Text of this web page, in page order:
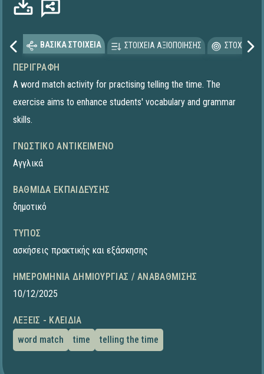
ΒΑΣΙΚΑ ΣΤΟΙΧΕΙΑ ΣΤΟΙΧΕΙΑ ΑΞΙΟΠΟΙΗΣΗΣ
ΠΕΡΙΓΡΑΦΉ
A word match activity for practising telling the time. The
exercise aims to enhance students' vocabulary and grammar
skills.
ΓΝΩΣΤΙΚΌ ΑΝΤΙΚΕΊΜΕΝΟ
Αγγλικά
ΒΑΘΜΊΔΑ ΕΚΠΑΊΔΕΥΣΗΣ
δημοτικό
ΤΎΠΟΣ
ασκήσεις πρακτικής και εξάσκησης
ΗΜΕΡΟΜΗΝΊΑ ΔΗΜΙΟΥΡΓΊΑΣ / ΑΝΑΒΆΘΜΙΣΗΣ
10/12/2025
ΛΈΞΕΙΣ - ΚΛΕΙΔΙΆ
word match
time telling the time